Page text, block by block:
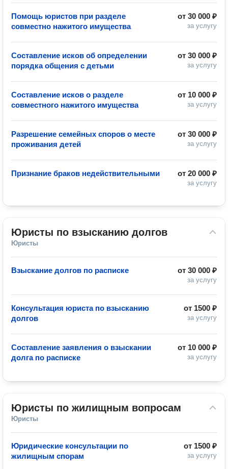
от 30 000 ₽
за услугу
Помощь юристов при разделе
совместно нажитого имущества
от 30 000 ₽
за услугу
Составление исков об определении
порядка общения с детьми
от 10 000 ₽
за услугу
Составление исков о разделе
совместного нажитого имущества
от 30 000 ₽
за услугу
Разрешение семейных споров о месте
проживания детей
от 20 000 ₽
за услугу
Признание браков недействительными
Юристы по взысканию долгов
Юристы
от 30 000 ₽
за услугу
Взыскание долгов по расписке
от 1500 ₽
за услугу
Консультация юриста по взысканию
долгов
от 10 000 ₽
за услугу
Составление заявления о взыскании
долга по расписке
Юристы по жилищным вопросам
Юристы
от 1500 ₽
за услугу
Юридические консультации по
жилищным спорам